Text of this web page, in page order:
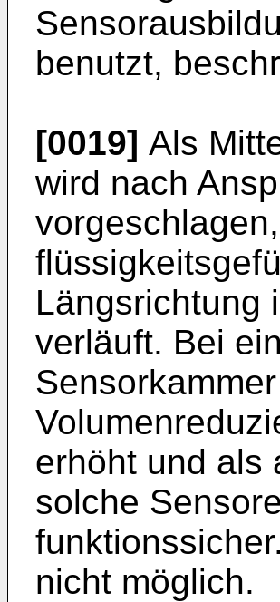
benutzt,
[0019] Als
wird nach
Längsrichtung
verläuft. Bei
erhöht und als
solche
nicht möglich.